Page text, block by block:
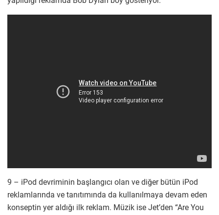
9 – iPod devriminin başlangıcı olan ve diğer bütün iPod
reklamlarında ve tanıtımında da kullanılmaya devam eden
konseptin yer aldığı ilk reklam. Müzik ise Jet’den “Are You